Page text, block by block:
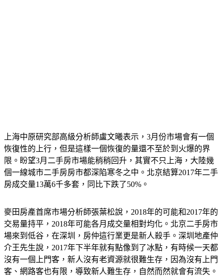
上海中原研究部高級分析師盧文曦表示，3月份市場會有一個
恢復性的上行，但是這樣一個恢復的量還不至於到火爆的界
限。盼望3月二手房市場能稍稍回升，其實不只上海，大陸幾
個一線城市二手房房市都深陷寒冬之中。北京結算2017年二手
房成交量13萬6千多套，同比下跌了50%。
麥田房產首席市場分析師張葉松說，2018年的可能和2017年的
交易量持平，2018年可能各月成交量相對均化。北京二手房市
場來到低谷，在深圳，房仲這行業更是新人殺手。深圳地產仲
介王先生說，2017年下半年就有點像到了冰點，有時候一天都
沒有一個上門客，新人沒有老資源就很難生存，因為沒有上門
客、網路客也有限，導致新人難生存，自然而然就會有流失。